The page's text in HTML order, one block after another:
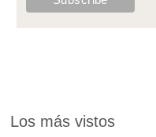
Los más vistos